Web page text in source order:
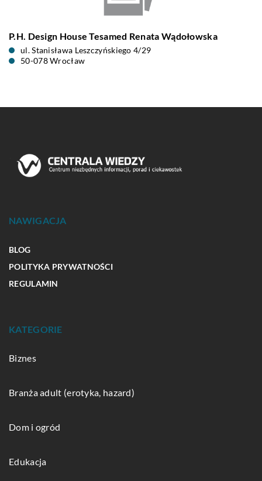
P.H. Design House Tesamed Renata Wądołowska
ul. Stanisława Leszczyńskiego 4/29
50-078 Wrocław
NAWIGACJA
BLOG
POLITYKA PRYWATNOŚCI
REGULAMIN
KATEGORIE
Biznes
Branża adult (erotyka, hazard)
Dom i ogród
Edukacja